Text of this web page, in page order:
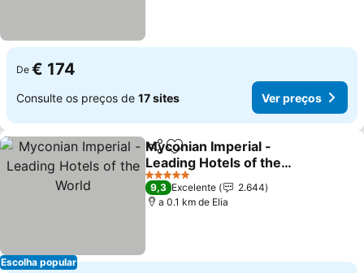
De € 174
Consulte os preços de 17 sites Ver preços
Escolha popular
PartilharAdicionar aos favoritos
Myconian Imperial -
Leading Hotels of the
World
5 Estrelas
9,3 Excelente
2.644
a 0.1 km de Elia